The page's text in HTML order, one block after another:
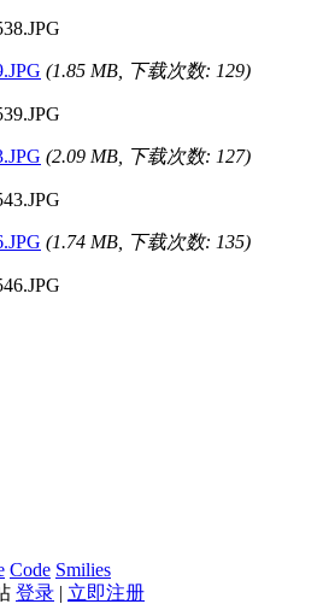
(1.85 MB, 下载次数: 129)
(2.09 MB, 下载次数: 127)
(1.74 MB, 下载次数: 135)
Code Smilies
登录 | 立即注册